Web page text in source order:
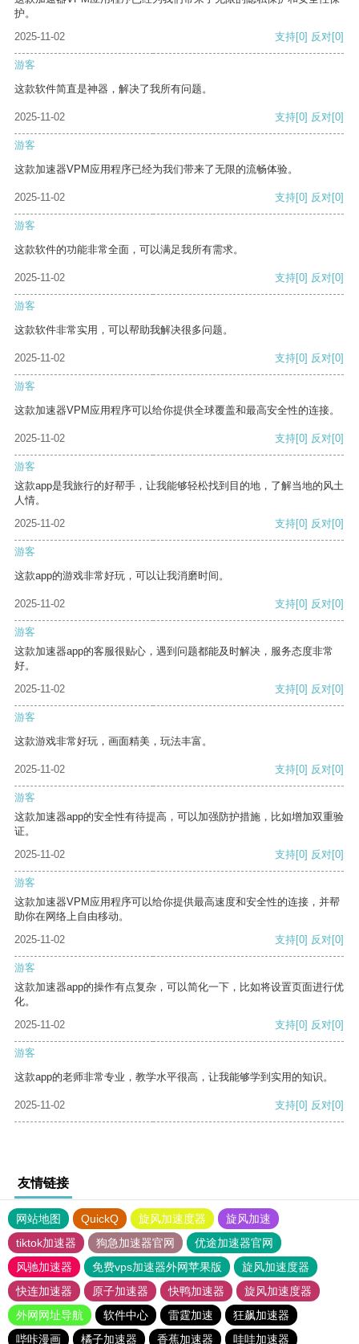
护。
2025-11-02
支持[0] 反对[0]
游客
这款软件简直是神器，解决了我所有问题。
2025-11-02 支持[0] 反对[0]
游客
这款加速器VPM应用程序已经为我们带来了无限的流畅体验。
2025-11-02 支持[0] 反对[0]
游客
这款软件的功能非常全面，可以满足我所有需求。
2025-11-02 支持[0] 反对[0]
游客
这款软件非常实用，可以帮助我解决很多问题。
2025-11-02 支持[0] 反对[0]
游客
这款加速器VPM应用程序可以给你提供全球覆盖和最高安全性的连接。
2025-11-02 支持[0] 反对[0]
游客
这款app是我旅行的好帮手，让我能够轻松找到目的地，了解当地的风土
人情。
2025-11-02
支持[0] 反对[0]
游客
这款app的游戏非常好玩，可以让我消磨时间。
2025-11-02 支持[0] 反对[0]
游客
这款加速器app的客服很贴心，遇到问题都能及时解决，服务态度非常
好。
2025-11-02
支持[0] 反对[0]
游客
这款游戏非常好玩，画面精美，玩法丰富。
2025-11-02 支持[0] 反对[0]
游客
这款加速器app的安全性有待提高，可以加强防护措施，比如增加双重验
证。
2025-11-02
支持[0] 反对[0]
游客
这款加速器VPM应用程序可以给你提供最高速度和安全性的连接，并帮
助你在网络上自由移动。
2025-11-02
支持[0] 反对[0]
游客
这款加速器app的操作有点复杂，可以简化一下，比如将设置页面进行优
化。
2025-11-02
支持[0] 反对[0]
游客
这款app的老师非常专业，教学水平很高，让我能够学到实用的知识。
2025-11-02 支持[0] 反对[0]
友情链接
网站地图 QuickQ 旋风加速度器
旋风加速
tiktok加速器
狗急加速器官网
优途加速器官网
风驰加速器
免费vps加速器外网苹果版
旋风加速度器
快连加速器
原子加速器 快鸭加速器
旋风加速度器
外网网址导航
软件中心 雷霆加速
狂飙加速器
哔咔漫画
橘子加速器 香蕉加速器 哇哇加速器